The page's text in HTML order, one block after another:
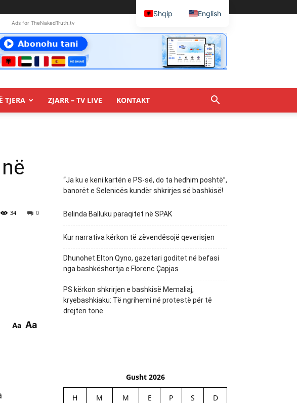
Ads for TheNakedTruth.tv
TJERA ZJARR – TV LIVE KONTAKT
0
34
Aa Aa
“Ja ku e keni kartën e PS-së, do ta hedhim poshtë”,
banorët e Selenicës kundër shkrirjes së bashkisë!
Belinda Balluku paraqitet në SPAK
Kur narrativa kërkon të zëvendësojë qeverisjen
Dhunohet Elton Qyno, gazetari goditet në befasi
nga bashkëshortja e Florenc Çapjas
PS kërkon shkrirjen e bashkisë Memaliaj,
kryebashkiaku: Të ngrihemi në protestë për të
drejtën tonë
Gusht 2026
H M M E P S D
Shqip English